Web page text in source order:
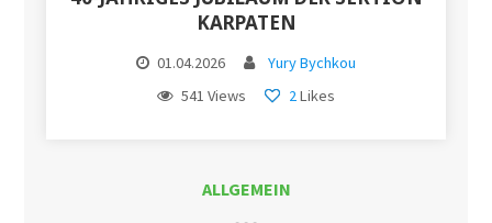
KARPATEN
01.04.2026
Yury Bychkou
541 Views
2Likes
ALLGEMEIN